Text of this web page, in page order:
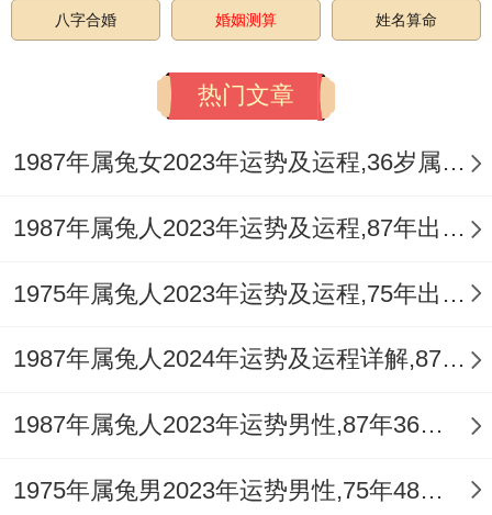
八字合婚 婚姻测算 姓名算命
热门文章
1987年属兔女2023年运势及运程,36岁属兔人2023全年每月运势女性如何
1987年属兔人2023年运势及运程,87年出生的36岁生肖兔2023年本命年每月运势详解
1975年属兔人2023年运势及运程,75年出生的48岁生肖兔2023年本命年每月运势详解
1987年属兔人2024年运势及运程详解,87年出生37岁肖兔人在2024全年每月运势完整版
1987年属兔人2023年运势男性,87年36岁属兔男2023年每月运程怎么样
1975年属兔男2023年运势男性,75年48岁属兔男2023年每月运程怎么样